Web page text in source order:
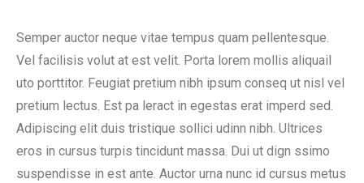
Semper auctor neque vitae tempus quam pellentesque.
Vel facilisis volut at est velit. Porta lorem mollis aliquail
uto porttitor. Feugiat pretium nibh ipsum conseq ut nisl vel
pretium lectus. Est pa leract in egestas erat imperd sed.
Adipiscing elit duis tristique sollici udinn nibh. Ultrices
eros in cursus turpis tincidunt massa. Dui ut dign ssimo
suspendisse in est ante. Auctor urna nunc id cursus metus